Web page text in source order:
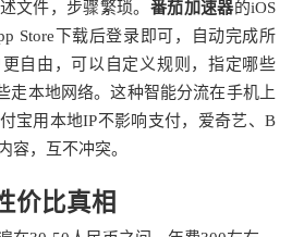
文件，步骤繁琐。 番茄加速器的iOS
Store下载后登录即可，自动完成所
自由，可以自定义规则，指定哪些
走本地网络。这种智能分流在手机上
宝用本地IP不影响支付，爱奇艺、B
容，互不冲突。
价比真相